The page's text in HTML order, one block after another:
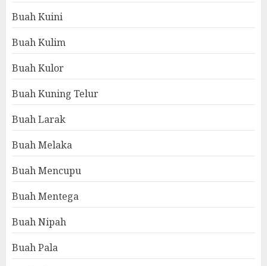
Buah Kuini
Buah Kulim
Buah Kulor
Buah Kuning Telur
Buah Larak
Buah Melaka
Buah Mencupu
Buah Mentega
Buah Nipah
Buah Pala